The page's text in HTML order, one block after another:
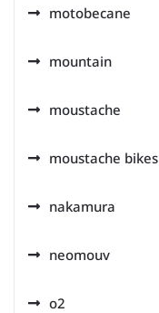
motobecane
mountain
moustache
moustache bikes
nakamura
neomouv
o2